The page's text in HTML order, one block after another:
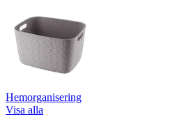
Hemorganisering
Visa alla